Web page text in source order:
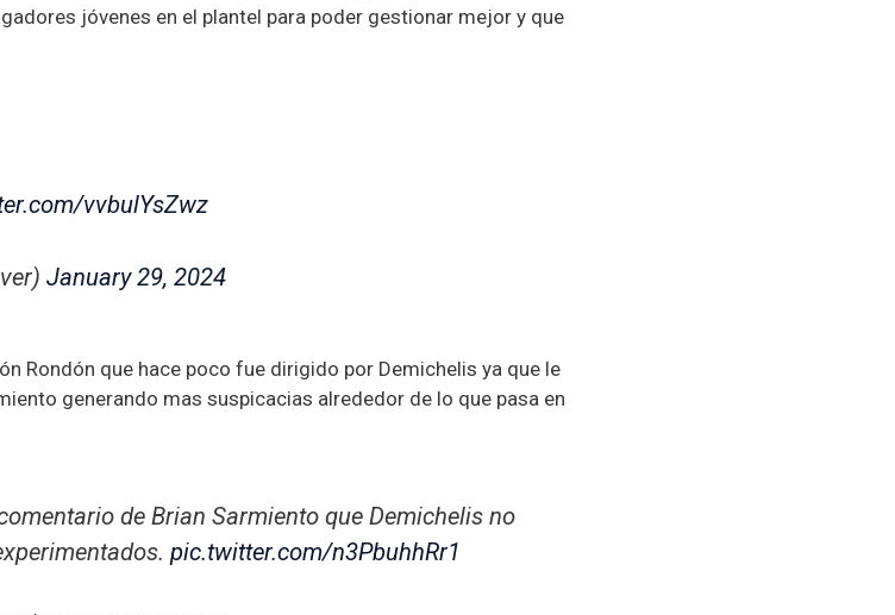
jóvenes en el plantel para poder gestionar mejor y que
vvbulYsZwz
January 29, 2024
Rondón que hace poco fue dirigido por Demichelis ya que le
generando mas suspicacias alrededor de lo que pasa en
de Brian Sarmiento que Demichelis no
pic.twitter.com/n3PbuhhRr1